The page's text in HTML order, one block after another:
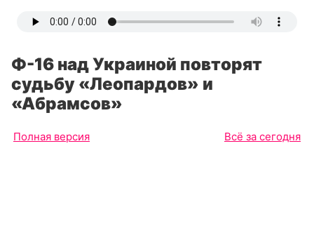
Ф-16 над Украиной повторят
судьбу «Леопардов» и
«Абрамсов»
Полная версия Всё за сегодня